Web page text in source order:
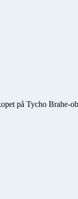
på Tycho Brahe-